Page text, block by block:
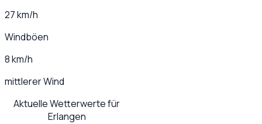
27 km/h
Windböen
8 km/h
mittlerer Wind
Aktuelle Wetterwerte für
Erlangen